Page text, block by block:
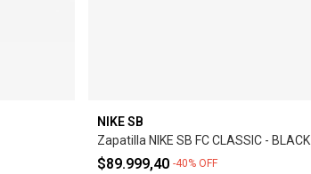
NIKE SB
Zapatilla NIKE SB FC CLASSIC - BLACK
$89.999,40 -40% OFF